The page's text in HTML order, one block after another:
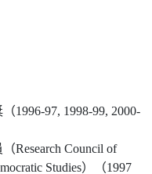
1996-97, 1998-99, 2000-
Research Council of
Studies）（1997